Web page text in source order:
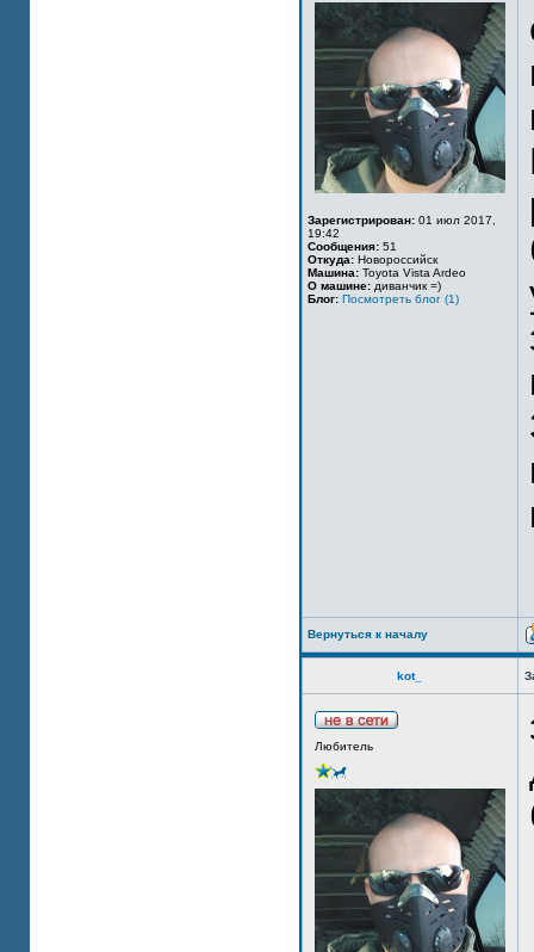
Зарегистрирован: 01 июл 2017,
19:42
Сообщения: 51
Откуда: Новороссийск
Машина: Toyota Vista Ardeo
О машине: диванчик =)
Блог: Посмотреть блог (1)
Вернуться к началу
kot_
Любитель